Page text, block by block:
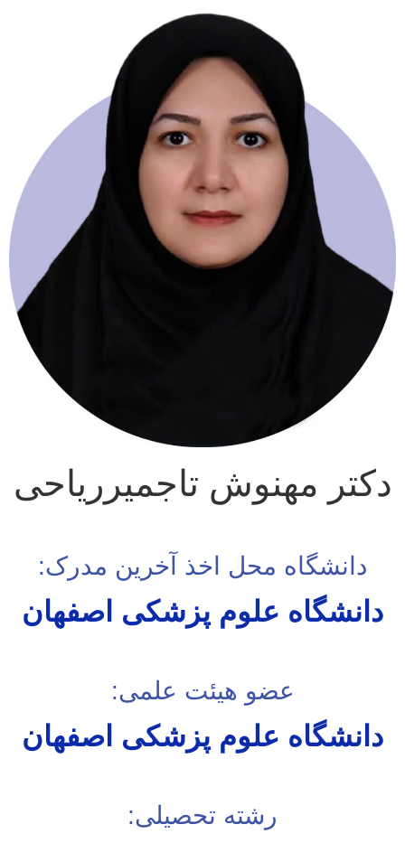
دکتر مهنوش تاجمیرریاحی
دانشگاه محل اخذ آخرین مدرک:
دانشگاه علوم پزشکی اصفهان
عضو هیئت علمی:
دانشگاه علوم پزشکی اصفهان
رشته تحصیلی: